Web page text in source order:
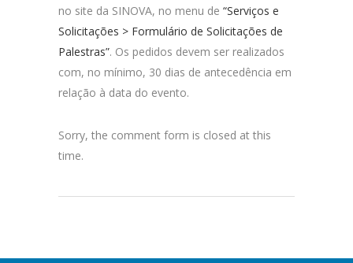
no site da SINOVA, no menu de “Serviços e
Solicitações > Formulário de Solicitações de
Palestras”. Os pedidos devem ser realizados
com, no mínimo, 30 dias de antecedência em
relação à data do evento.
Sorry, the comment form is closed at this
time.